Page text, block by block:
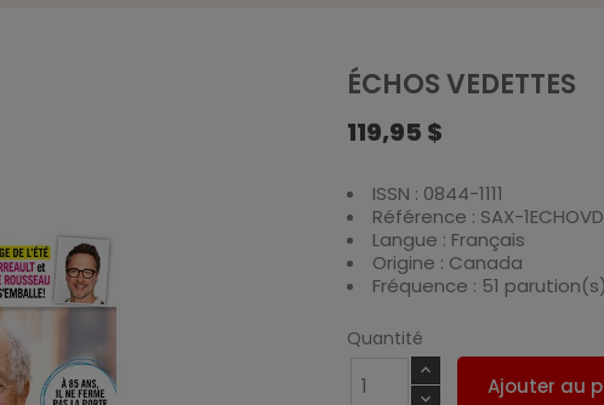
ÉCHOS VEDETTES
119,95 $
ISSN : 0844-1111
Référence : SAX-
Langue : Français
Origine : Canada
Fréquence : 51 parution(s)
Quantité
Ajouter au